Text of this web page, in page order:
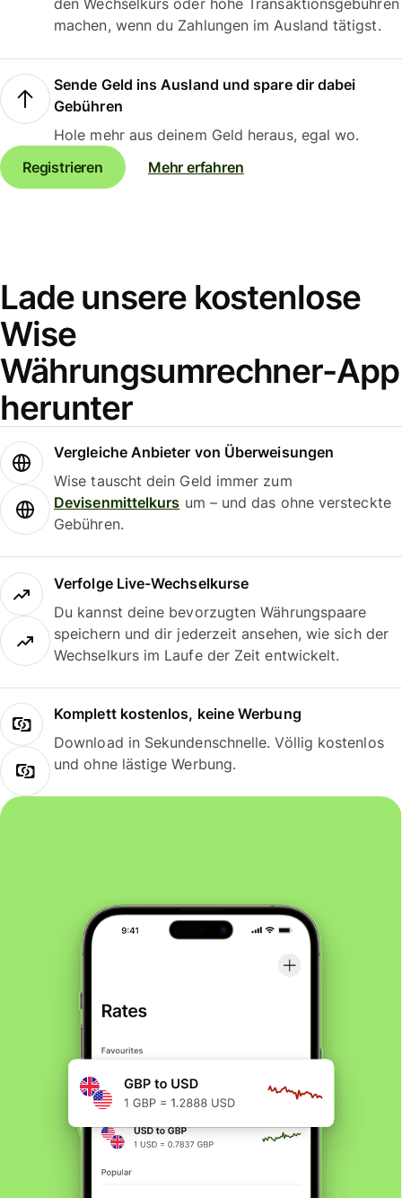
den Wechselkurs oder hohe Transaktionsgebühren
machen, wenn du Zahlungen im Ausland tätigst.
Sende Geld ins Ausland und spare dir dabei
Gebühren
Hole mehr aus deinem Geld heraus, egal wo.
Registrieren
Mehr erfahren
Lade unsere kostenlose
Wise
Währungsumrechner-App
herunter
Vergleiche Anbieter von Überweisungen
Wise tauscht dein Geld immer zum
Devisenmittelkurs um – und das ohne versteckte
Gebühren.
Verfolge Live-Wechselkurse
Du kannst deine bevorzugten Währungspaare
speichern und dir jederzeit ansehen, wie sich der
Wechselkurs im Laufe der Zeit entwickelt.
Komplett kostenlos, keine Werbung
Download in Sekundenschnelle. Völlig kostenlos
und ohne lästige Werbung.